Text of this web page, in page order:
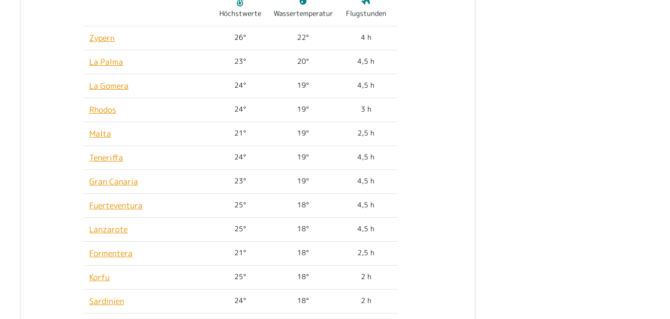
Höchstwerte Wassertemperatur Flugstunden
Zypern 26° 22° 4 h
La Palma 23° 20° 4,5 h
La Gomera 24° 19° 4,5 h
Rhodos 24° 19° 3 h
Malta 21° 19° 2,5 h
Teneriffa 24° 19° 4,5 h
Gran Canaria 23° 19° 4,5 h
Fuerteventura 25° 18° 4,5 h
Lanzarote 25° 18° 4,5 h
Formentera 21° 18° 2,5 h
Korfu 25° 18° 2 h
Sardinien 24° 18° 2 h